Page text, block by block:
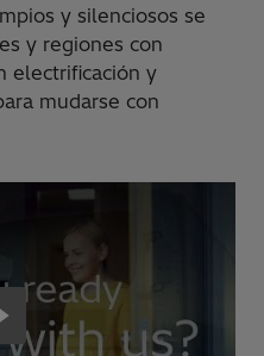
y silenciosos se
y regiones con
electrificación y
mudarse con